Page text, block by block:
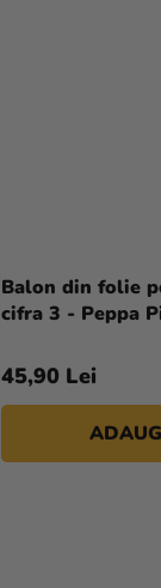
Balon din folie
cifra 3 - Peppa
45,90 Lei